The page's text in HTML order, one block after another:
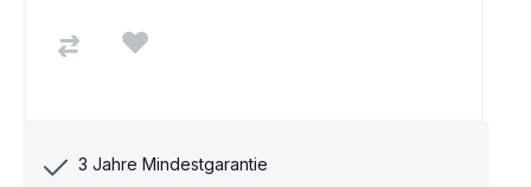
3 Jahre Mindestgarantie